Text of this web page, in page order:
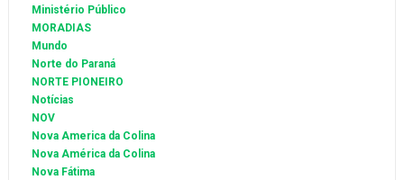
Ministério Público
MORADIAS
Mundo
Norte do Paraná
NORTE PIONEIRO
Notícias
NOV
Nova America da Colina
Nova América da Colina
Nova Fátima